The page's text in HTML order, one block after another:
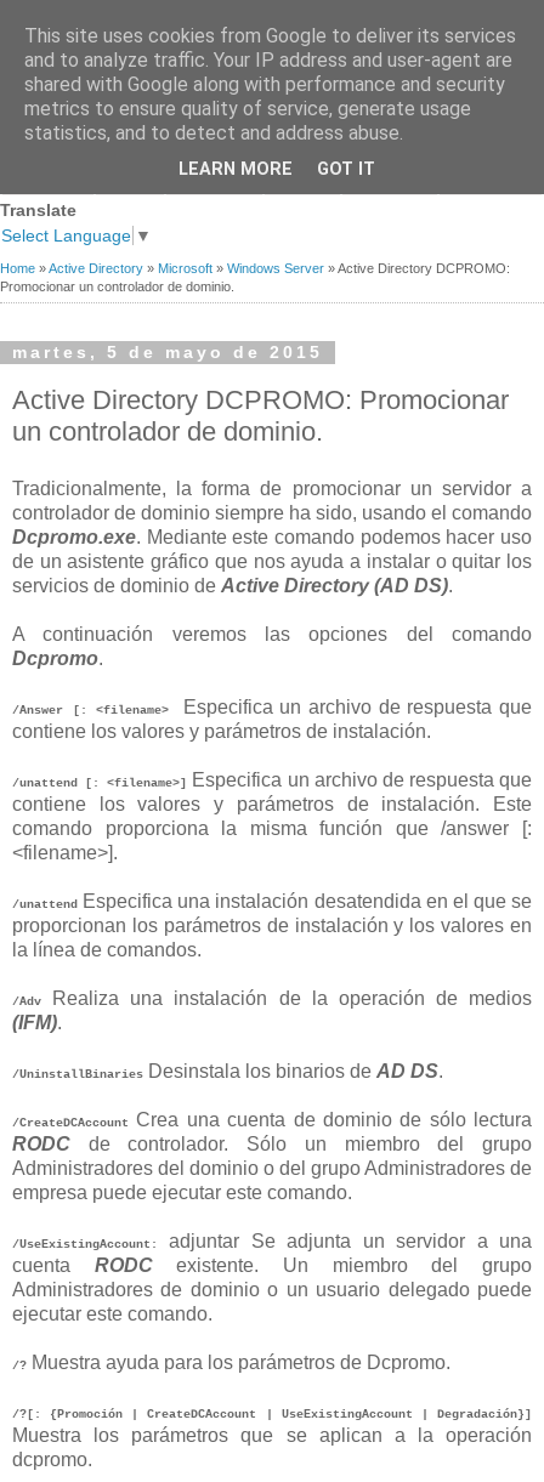
Premios
Links de
Contacto
Translate
Select Language ▼
Home »Active Directory » Microsoft » Windows Server »Active Directory DCPROMO:
Promocionar un controlador de dominio.
martes, 5 de mayo de 2015
Active Directory DCPROMO: Promocionar
un controlador de dominio.
Tradicionalmente, la forma de promocionar un servidor a
controlador de dominio siempre ha sido, usando el comando
Dcpromo.exe. Mediante este comando podemos hacer uso
de un asistente gráfico que nos ayuda a instalar o quitar los
servicios de dominio de Active Directory (AD DS).
A continuación veremos las opciones del comando
Dcpromo.
/Answer [: <filename>
Especifica un archivo de respuesta que
contiene los valores y parámetros de instalación.
/unattend [: <filename>]
Especifica un archivo de respuesta que
contiene los valores y parámetros de instalación. Este
comando proporciona la misma función que /answer [:
<filename>].
/unattend
Especifica una instalación desatendida en el que se
proporcionan los parámetros de instalación y los valores en
la línea de comandos.
/Adv
Realiza una instalación de la operación de medios
(IFM).
/UninstallBinaries Desinstala los binarios de AD DS.
/CreateDCAccount
Crea una cuenta de dominio de sólo lectura
RODC de controlador. Sólo un miembro del grupo
Administradores del dominio o del grupo Administradores de
empresa puede ejecutar este comando.
/UseExistingAccount:
adjuntar Se adjunta un servidor a una
cuenta RODCexistente. Un miembro del grupo
Administradores de dominio o un usuario delegado puede
ejecutar este comando.
/? Muestra ayuda para los parámetros de Dcpromo.
/?[: {Promoción | CreateDCAccount | UseExistingAccount | Degradación}]
Muestra los parámetros que se aplican a la operación
dcpromo.
This site uses cookies from Google to deliver its services
and to analyze traffic. Your IP address and user-agent are
shared with Google along with performance and security
metrics to ensure quality of service, generate usage
statistics, and to detect and address abuse.
LEARN MORE GOT IT